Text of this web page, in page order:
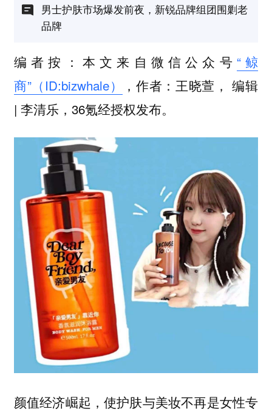
男士护肤市场爆发前夜，新锐品牌组团围剿老
品牌
编者按：本文来自微信公众号 “鲸
商”（ID:bizwhale）
，作者：王晓萱， 编辑
| 李清乐，36氪经授权发布。
颜值经济崛起，使护肤与美妆不再是女性专